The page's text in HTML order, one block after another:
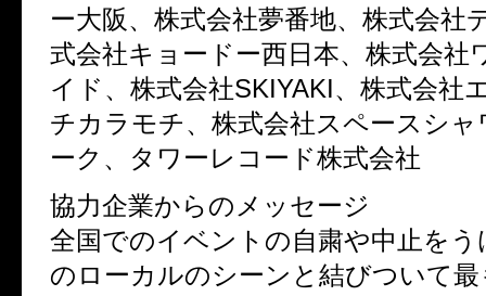
ー大阪、株式会社夢番地、株式会社
式会社キョードー西日本、株式会社
イド、株式会社SKIYAKI、株式会社
チカラモチ、株式会社スペースシ
ーク、タワーレコード株式会社
協力企業からのメッセージ
全国でのイベントの自粛や中止を
のローカルのシーンと結びついて